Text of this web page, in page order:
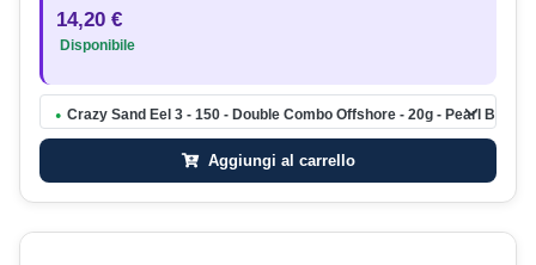
14,20 €
Disponibile
● Crazy Sand Eel 3 - 150 - Double Combo Offshore - 20g - Pearl Blue
Aggiungi al carrello